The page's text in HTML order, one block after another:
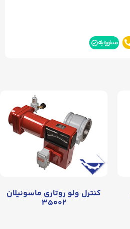
مشاوره بله
کنترل ولو روتاری ماسونیلان
۳۵۰۰۲